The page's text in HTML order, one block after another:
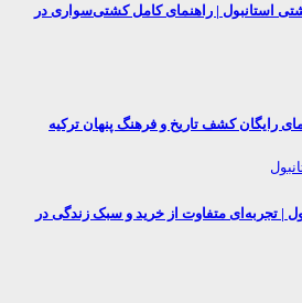
استانبول | راهنمای کامل کشتی‌سواری در
متفاوت از خرید و سبک زندگی در